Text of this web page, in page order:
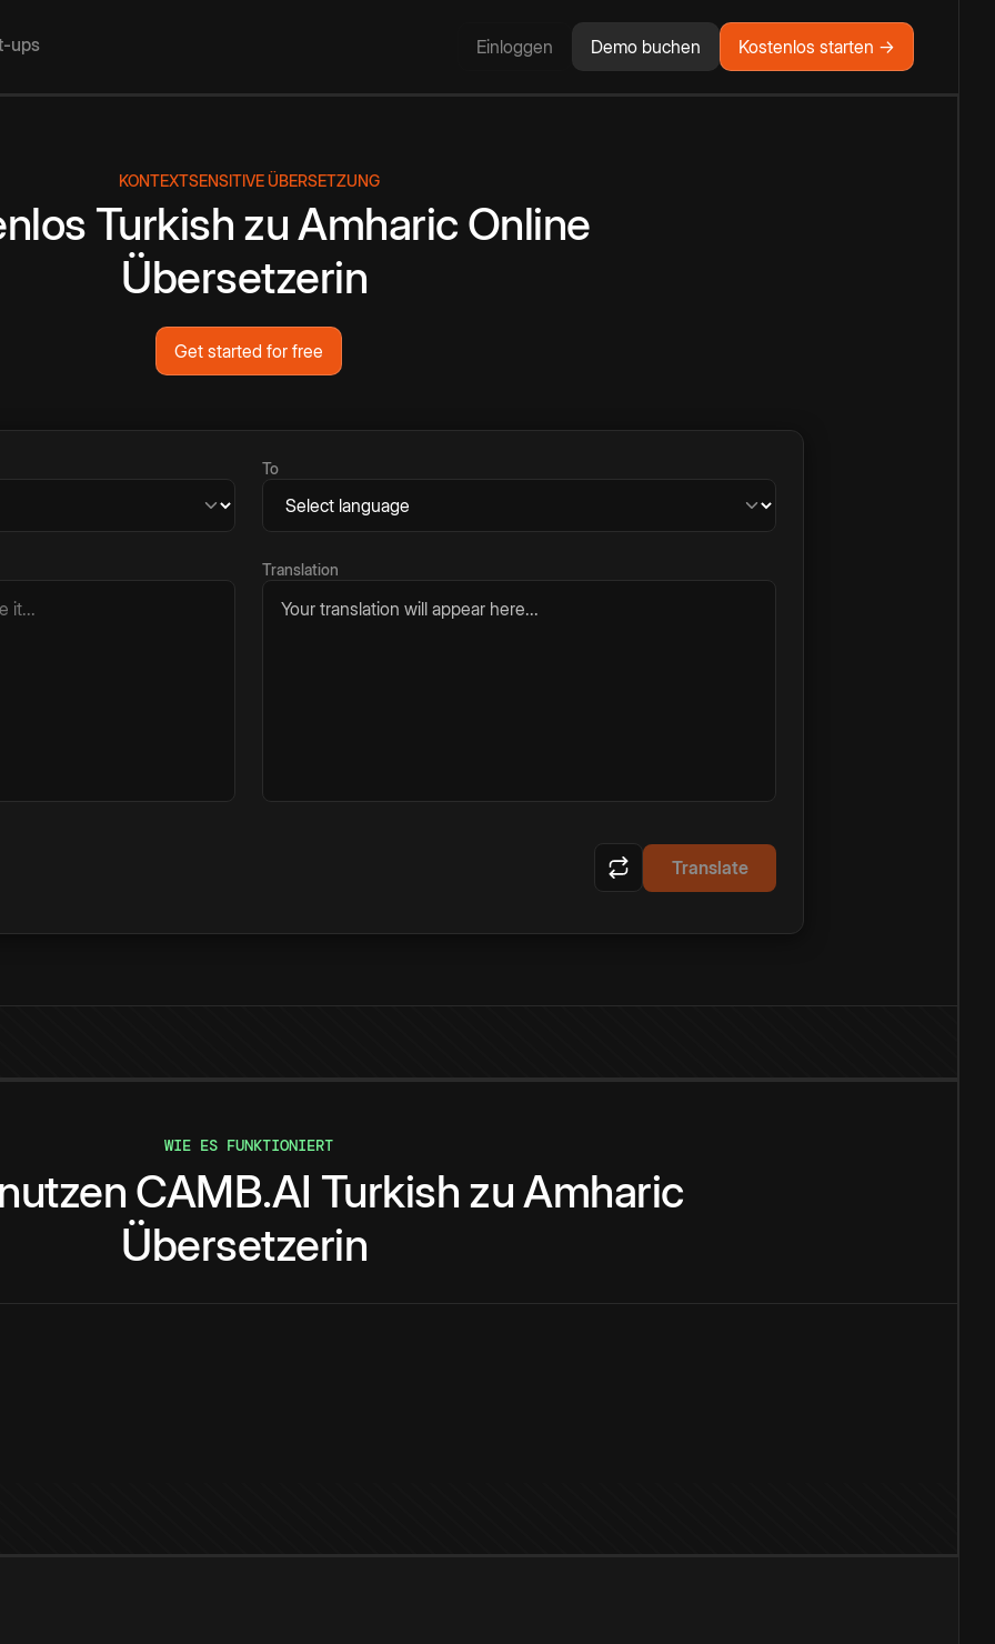
ups Einloggen Demo buchen Kostenlos starten →
KONTEXTSENSITIVE ÜBERSETZUNG
Turkish zuAmharic Online
Übersetzerin
Get started for free
To
Translation
Your translation will appear here...
Translate
WIE ES FUNKTIONIERT
CAMB.AI Turkish zuAmharic
Übersetzerin